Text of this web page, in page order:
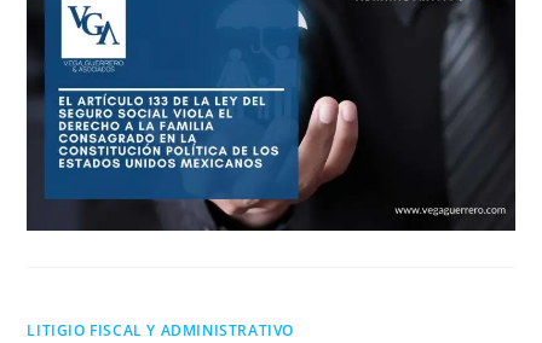
LITIGIO FISCAL Y ADMINISTRATIVO